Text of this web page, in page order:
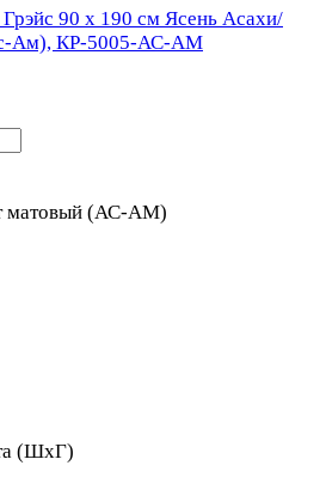
90 х 190 см Ясень Асахи/
Ам), КР-5005-АС-АМ
матовый (АС-АМ)
(ШхГ)